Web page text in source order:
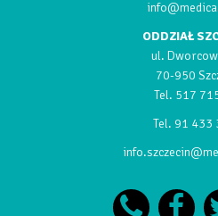
ODDZIAŁ
ul.
70-950
Tel. 517
Tel. 91 433